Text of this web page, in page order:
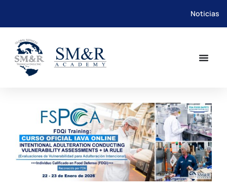
Saltar
contenido
Noticias